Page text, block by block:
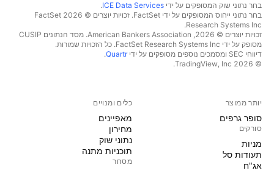
בחר נתוני שוק המסופקים על ידי ICE Data Services
.
בחר נתוני ייחוס המסופקים על ידי FactSet. זכויות יוצרים © 2026 ‏FactSet
Research Systems Inc.‏
זכויות יוצרים © 2026, ‏American Bankers Association. מסד הנתונים CUSIP
מסופק על ידי FactSet Research Systems Inc. כל הזכויות שמורות.
דיווחי SEC ומסמכים נוספים מסופקים על ידי
Quartr
.
© 2026 ‏TradingView, Inc.‏
יותר ממוצר
סופר גרפים
סורקים
מניות‏
תעודות סל
אג"ח
כלים ומנויים
מאפיינים
מחירון
נתוני שוק
תוכניות מתנה
מסחר